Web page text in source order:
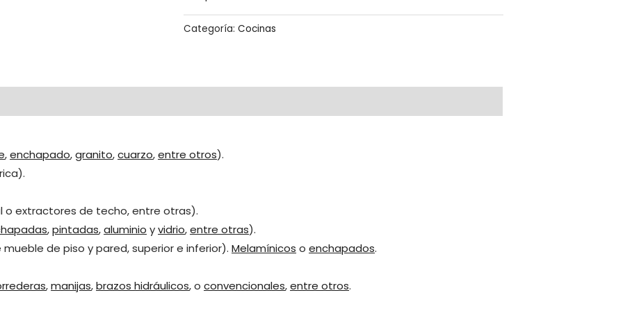
Categoría: Cocinas
,enchapado,granito,cuarzo,entre otros).
o extractores de techo, entre otras).
,pintadas,aluminio yvidrio,entre otras).
de piso y pared, superior e inferior).Melamínicos oenchapados.
,manijas,brazos hidráulicos, oconvencionales,entre otros.